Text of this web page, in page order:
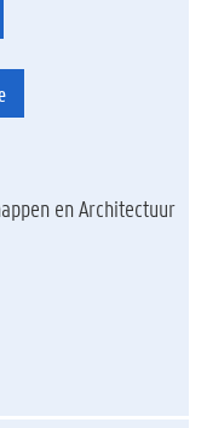
en Architectuur